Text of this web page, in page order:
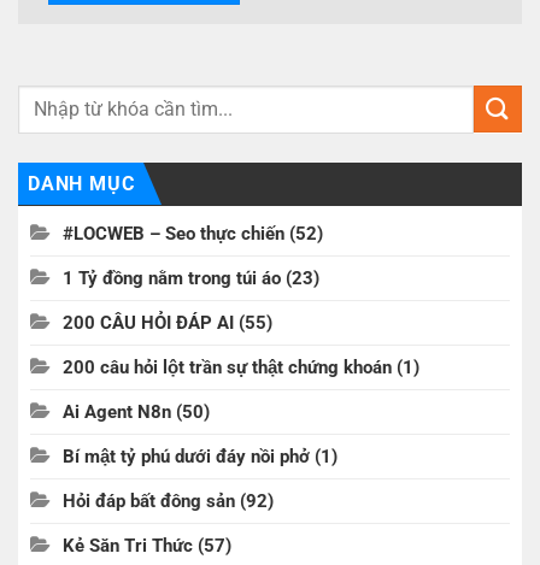
DANH MỤC
#LOCWEB – Seo thực chiến (52)
1 Tỷ đồng nằm trong túi áo (23)
200 CÂU HỎI ĐÁP AI (55)
200 câu hỏi lột trần sự thật chứng khoán (1)
Ai Agent N8n (50)
Bí mật tỷ phú dưới đáy nồi phở (1)
Hỏi đáp bất đông sản (92)
Kẻ Săn Tri Thức (57)